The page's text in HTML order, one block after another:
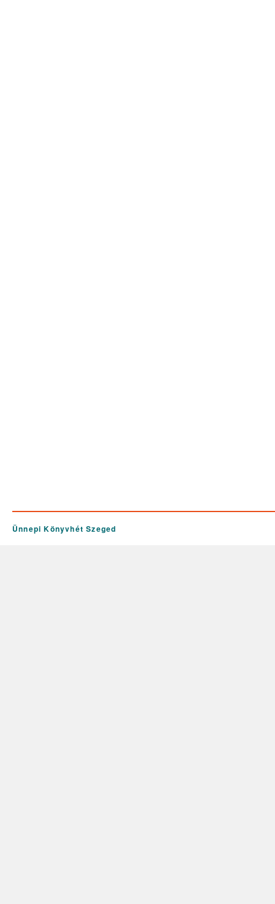
Ünnepi Könyvhét Szeged